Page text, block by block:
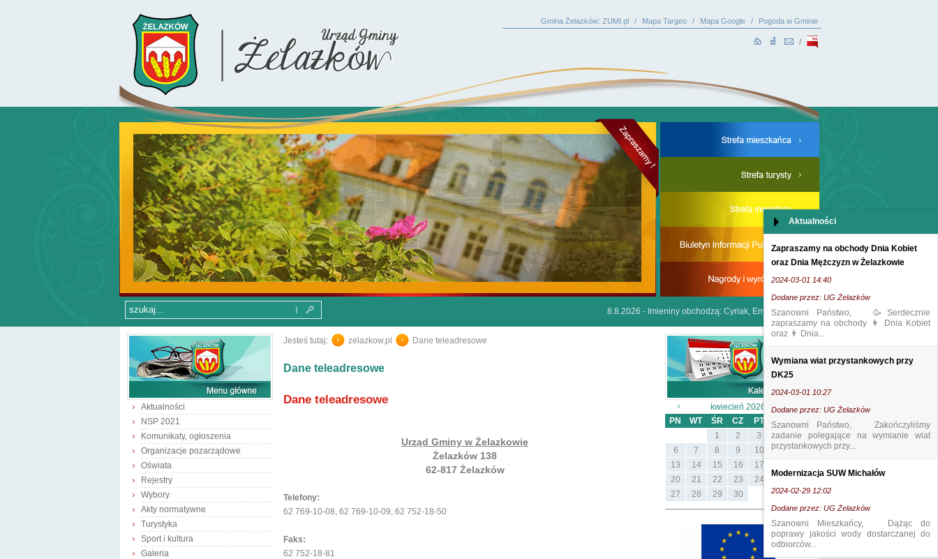
Gmina Żelazków: ZUMI.pl / Mapa Targeo / Mapa Google / Pogoda w Gminie
/
8.8.2026 - Imieniny obchodzą: Cyriak, Emilian i Sylwiusz
Aktualności
NSP 2021
Komunikaty, ogłoszenia
Organizacje pozarządowe
Oświata
Rejestry
Wybory
Akty normatywne
Turystyka
Sport i kultura
Galeria
Jesteś tutaj: zelazkow.pl Dane teleadresowe
Dane teleadresowe
Dane teleadresowe
Urząd Gminy w Żelazkowie
Żelazków 138
62-817 Żelazków
Telefony:
62 769-10-08, 62 769-10-09, 62 752-18-50
Faks:
62 752-18-81
kwiecień 2026
PN
WT ŚR CZ PT SB
ND
1
2 3 4
5
6
7 8 9 10 11
12
13
14 15 16 17
20
21 22 23 24
27
28 29 30
Aktualności
Zapraszamy na obchody Dnia Kobiet
oraz Dnia Mężczyzn w Żelazkowie
2024-03-01 14:40
Dodane przez: UG Żelazków
Szanowni Państwo, 🥳Serdecznie
zapraszamy na obchody 👩 Dnia Kobiet
oraz 👨 Dnia...
Wymiana wiat przystankowych przy
DK25
2024-03-01 10:27
Dodane przez: UG Żelazków
Szanowni Państwo, Zakończyliśmy
zadanie polegające na wymianie wiat
przystankowych przy...
Modernizacja SUW Michałów
2024-02-29 12:02
Dodane przez: UG Żelazków
Szanowni Mieszkańcy, Dążąc do
poprawy jakości wody dostarczanej do
odbiorców...